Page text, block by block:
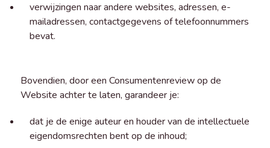
verwijzingen naar andere websites, adressen, e-
mailadressen, contactgegevens of telefoonnummers
bevat.
Bovendien, door een Consumentenreview op de
Website achter te laten, garandeer je:
dat je de enige auteur en houder van de intellectuele
eigendomsrechten bent op de inhoud;